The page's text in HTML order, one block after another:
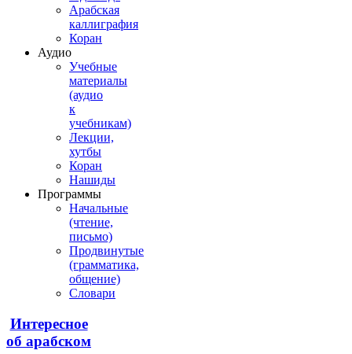
Арабская
каллиграфия
Коран
Аудио
Учебные
материалы
(аудио
к
учебникам)
Лекции,
хутбы
Коран
Нашиды
Программы
Начальные
(чтение,
письмо)
Продвинутые
(грамматика,
общение)
Словари
Интересное
об арабском